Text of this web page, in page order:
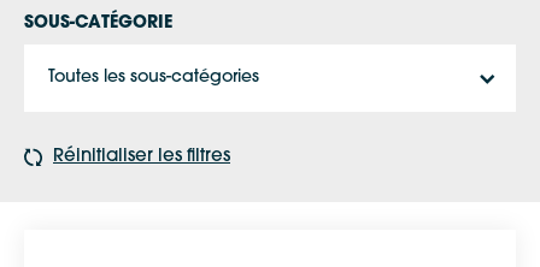
SOUS-CATÉGORIE
Toutes les sous-catégories
Réinitialiser les filtres